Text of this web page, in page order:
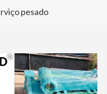
pesado